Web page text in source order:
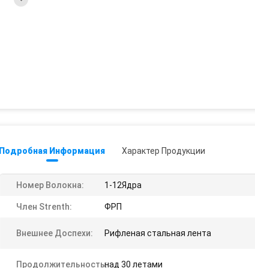
Подробная Информация Характер Продукции
Номер Волокна: 1-12Ядра
Член Strenth: ФРП
Внешнее Доспехи: Рифленая стальная лента
Продолжительность:над 30 летами